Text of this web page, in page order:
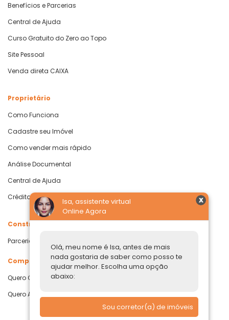
Isa, assistente virtual
Online Agora
Olá, meu nome é Isa, antes de mais
nada gostaria de saber como posso te
ajudar melhor. Escolha uma opção
abaixo:
Sou corretor(a) de imóveis
Benefícios e Parcerias
Central de Ajuda
Curso Gratuito do Zero ao Topo
Site Pessoal
Venda direta CAIXA
Proprietário
Como Funciona
Cadastre seu Imóvel
Como vender mais rápido
Análise Documental
Central de Ajuda
Crédito com Garantia de Imóvel
Construtoras
Parcerias Imobiliárias
Comprar ou alugar
Quero Comprar
Quero Alugar